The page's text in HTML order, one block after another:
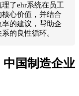
了ehr系统在员工
心价值，并结合
的建议，帮助企
的良性循环。
中国制造企业